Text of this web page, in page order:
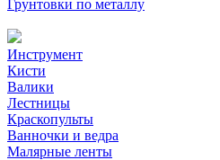
Грунтовки по металлу
Инструмент
Кисти
Валики
Лестницы
Краскопульты
Ванночки и ведра
Малярные ленты